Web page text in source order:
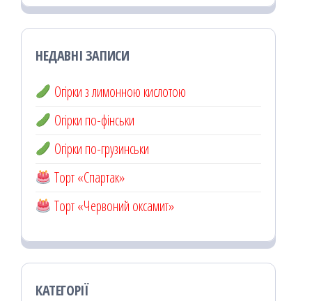
НЕДАВНІ ЗАПИСИ
Огірки з лимонною кислотою
Огірки по-фінськи
Огірки по-грузинськи
Торт «Спартак»
Торт «Червоний оксамит»
КАТЕГОРІЇ